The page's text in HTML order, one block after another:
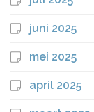
juni 2025
mei 2025
april 2025